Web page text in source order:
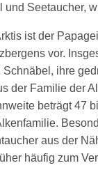
Seetaucher,
ist der
vor.
ihre
der Familie der
beträgt 47
aus der
häufig zum